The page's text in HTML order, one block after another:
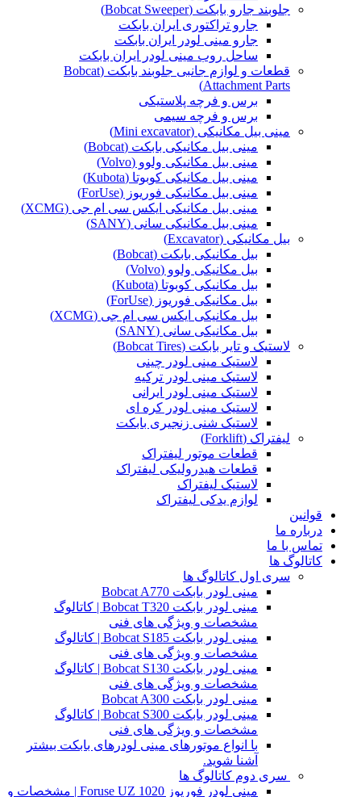
جلوبند جارو بابکت (Bobcat Sweeper)
جارو تراکتوری ایران بابکت
جارو مینی لودر ایران بابکت
ساحل روب مینی لودر ایران بابکت
قطعات و لوازم جانبی جلوبند بابکت (Bobcat
Attachment Parts)
برس و فرچه پلاستیکی
برس و فرچه سیمی
مینی بیل مکانیکی (Mini excavator)
مینی بیل مکانیکی بابکت (Bobcat)
مینی بیل مکانیکی ولوو (Volvo)
مینی بیل مکانیکی کوبوتا (Kubota)
مینی بیل مکانیکی فوریوز (ForUse)
مینی بیل مکانیکی ایکس سی ام جی (XCMG)
مینی بیل مکانیکی سانی (SANY)
بیل مکانیکی (Excavator)
بیل مکانیکی بابکت (Bobcat)
بیل مکانیکی ولوو (Volvo)
بیل مکانیکی کوبوتا (Kubota)
بیل مکانیکی فوریوز (ForUse)
بیل مکانیکی ایکس سی ام جی (XCMG)
بیل مکانیکی سانی (SANY)
لاستیک و تایر بابکت (Bobcat Tires)
لاستیک مینی لودر چینی
لاستیک مینی لودر ترکیه
لاستیک مینی لودر ایرانی
لاستیک مینی لودر کره ای
لاستیک شنی زنجیری بابکت
لیفتراک (Forklift)
قطعات موتور لیفتراک
قطعات هیدرولیکی لیفتراک
لاستیک لیفتراک
لوازم یدکی لیفتراک
قوانین
درباره ما
تماس با ما
کاتالوگ ها
سری اول کاتالوگ ها
مینی لودر بابکت Bobcat A770
مینی لودر بابکت Bobcat T320 | کاتالوگ
مشخصات و ویژگی های فنی
مینی لودر بابکت Bobcat S185 | کاتالوگ
مشخصات و ویژگی های فنی
مینی لودر بابکت Bobcat S130 | کاتالوگ
مشخصات و ویژگی های فنی
مینی لودر بابکت Bobcat A300
مینی لودر بابکت Bobcat S300 | کاتالوگ
مشخصات و ویژگی های فنی
با انواع موتورهای مینی لودرهای بابکت بیشتر
آشنا شوید.
سری دوم کاتالوگ ها
مینی لودر فوریوز Foruse UZ 1020 | مشخصات و